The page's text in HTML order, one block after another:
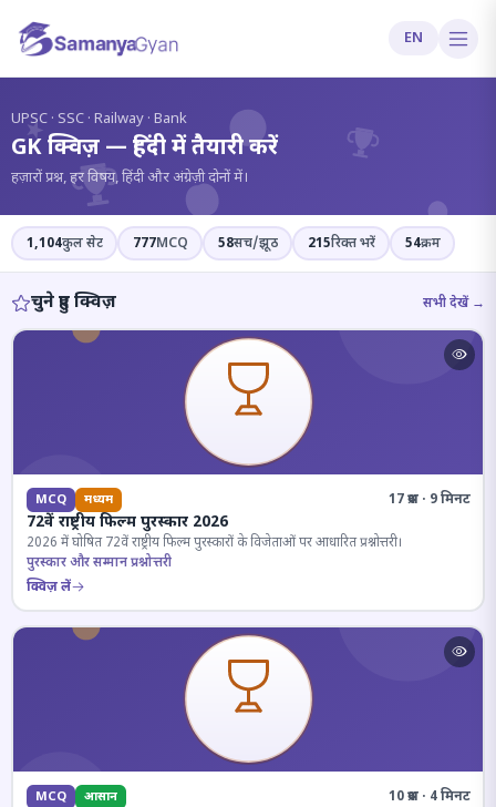
EN
?
UPSC · SSC · Railway · Bank
GK क्विज़ — हिंदी में तैयारी करें
हज़ारों प्रश्न, हर विषय, हिंदी और अंग्रेज़ी दोनों में।
1,104कुल सेट 777MCQ 58सच/झूठ 215रिक्त भरें 54क्रम
चुने हुए क्विज़ सभी देखें →
MCQ मध्यम 17 प्रश्न · 9 मिनट
72वें राष्ट्रीय फिल्म पुरस्कार 2026
2026 में घोषित 72वें राष्ट्रीय फिल्म पुरस्कारों के विजेताओं पर आधारित प्रश्नोत्तरी।
पुरस्कार और सम्मान प्रश्नोत्तरी
क्विज़ लें
MCQ आसान 10 प्रश्न · 4 मिनट